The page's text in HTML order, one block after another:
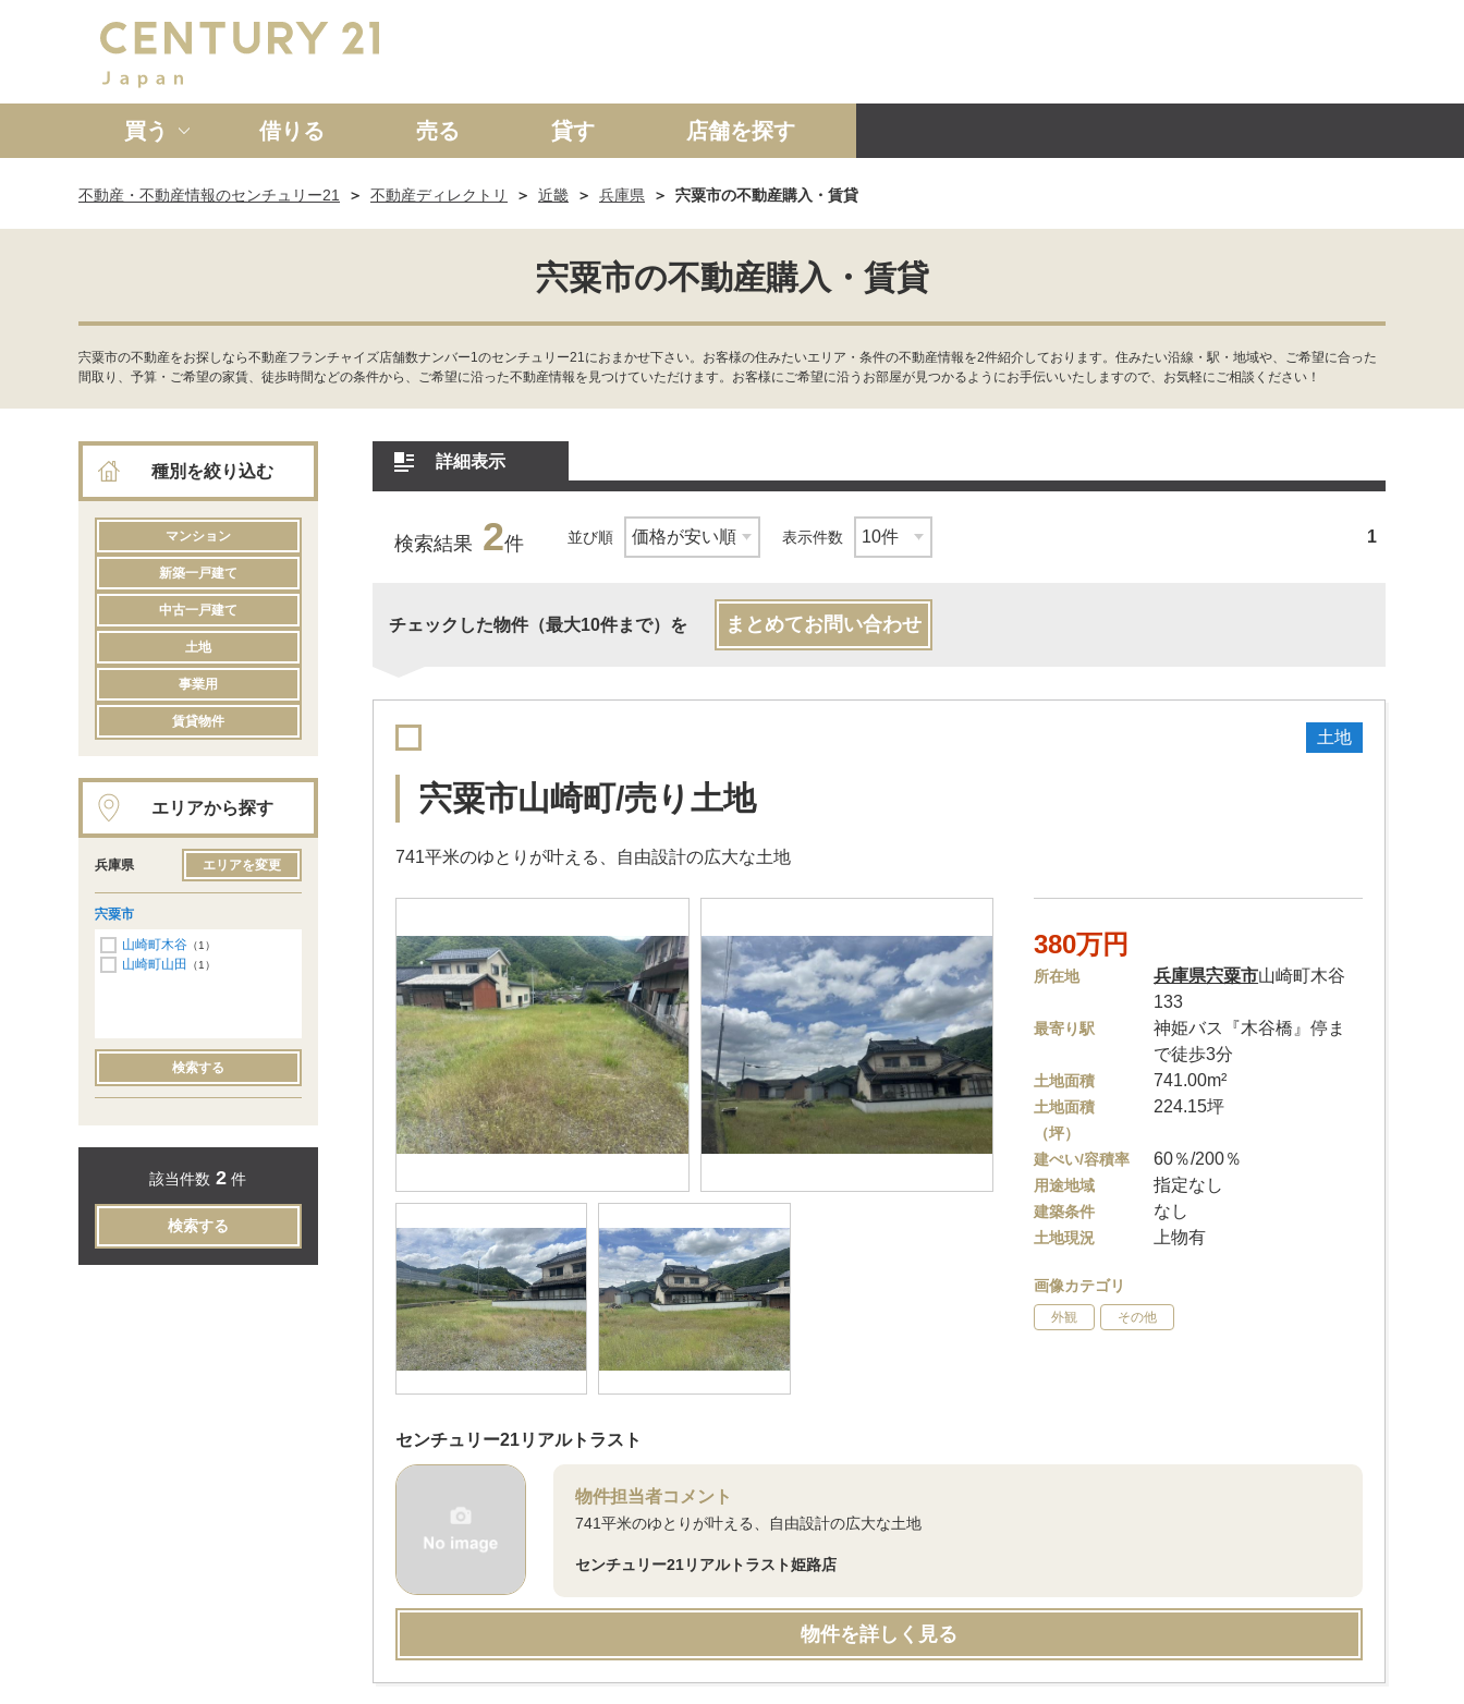
買う
新築一戸建て 中古一戸建て マンション 土地 事業投資用
借りる 売る 貸す 店舗を探す
不動産・不動産情報のセンチュリー21 不動産ディレクトリ 近畿 兵庫県 宍粟市の不動産購入・賃貸
宍粟市の不動産購入・賃貸
宍粟市の不動産をお探しなら不動産フランチャイズ店舗数ナンバー1のセンチュリー21におまかせ下さい。お客様の住みたいエリア・条件の不動産情報を2件紹介しております。住みたい沿線・駅・地域や、ご希望に合った
間取り、予算・ご希望の家賃、徒歩時間などの条件から、ご希望に沿った不動産情報を見つけていただけます。お客様にご希望に沿うお部屋が見つかるようにお手伝いいたしますので、お気軽にご相談ください！
詳細表示
検索結果 2件 並び順 表示件数 1
チェックした物件（最大10件まで）を まとめてお問い合わせ
土地
宍粟市山崎町/売り土地
741平米のゆとりが叶える、自由設計の広大な土地
380万円
所在地 兵庫県宍粟市山崎町木谷
133
最寄り駅
神姫バス『木谷橋』停ま
で徒歩3分
土地面積 741.00m²
土地面積
（坪）
224.15坪
建ぺい/容積率 60％/200％
用途地域 指定なし
建築条件 なし
土地現況 上物有
画像カテゴリ
外観 その他
センチュリー21リアルトラスト
物件担当者コメント
741平米のゆとりが叶える、自由設計の広大な土地
センチュリー21リアルトラスト姫路店
物件を詳しく見る
種別を絞り込む
マンション
新築一戸建て
中古一戸建て
土地
事業用
賃貸物件
エリアから探す
兵庫県 エリアを変更
宍粟市
山崎町木谷 （1）
山崎町山田 （1）
検索する
該当件数 2 件
検索する